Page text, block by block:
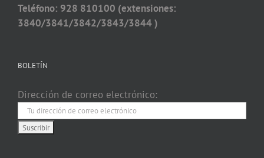
Teléfono: 928 810100 (extensiones:
3840/3841/3842/3843/3844 )
BOLETÍN
Dirección de correo electrónico: